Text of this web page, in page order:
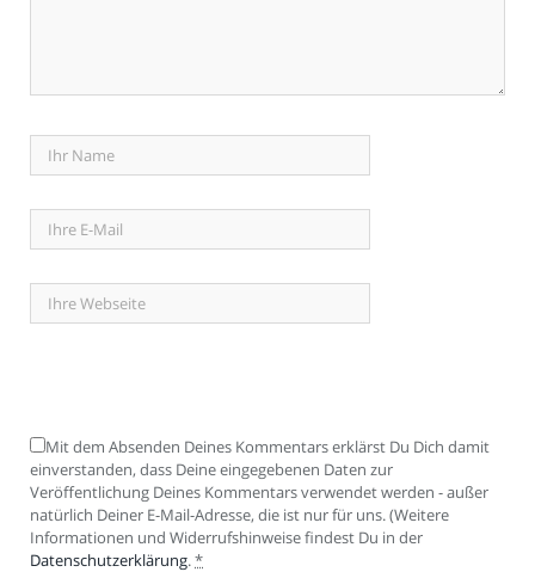
Mit dem Absenden Deines Kommentars erklärst Du Dich damit
einverstanden, dass Deine eingegebenen Daten zur
Veröffentlichung Deines Kommentars verwendet werden - außer
natürlich Deiner E-Mail-Adresse, die ist nur für uns. (Weitere
Informationen und Widerrufshinweise findest Du in der
Datenschutzerklärung.*